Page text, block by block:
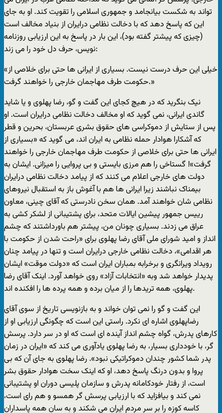
تواند به شکست بيانجامد و جمهوری اسلامی را تقويت کند. او به جای
اين که پاسخ دهد که با دخالت نظامی درايران از بنياد مخالف است
(چيزی که پيشتر گفته بود)، اين بار در پاسخ به اين ارزيابی روزنامه
نويس، حرف دل خود را می زند:
«خيلی اين حرف درست نيست. بسياری از ايرانی ها حتی برای خلاصی از
حکومت طرف مهاجمان خارجی را خواهند گرفت.»
نيک بنگريد که در هيچ کجای اين گفت و گو، رضا پهلوی و يا شايد
گاندی ايرانی، نمی گويد که او مخالف دخالت نظامی درايران است. او
پس از ستايش از دموکراسی های حقوق بشری عربستان، بحرين و قطر
که آشکارا هوادار حمله نظامی به ايران اند، می گويد که «بسياری از
ايرانی ها حتی برای خلاصی از حکومت طرف مهاجمان خارجی را خواهند
گرفت»! گستاخی را هم مرزی بايستی و بی پروايی را ميزانی. ايشان به
دولت های خارجی اعلام می کنند که از پيامد دخالت نظامی درايران
بيمناک نباشند زيرا ايرانی ها هم با آغوش باز به استقبال نيروهای
نظامی شان خواهند آمد. همان سخن نادرستی که آقای چينی، معاون
رييس جمهور پيشين ايالات متحد، برای پشتيبانی از لشکر کشی به
عراق می زدند. بسياری چونان من، پيشتر هم باورداشتند که چشم
انداز و اميد شورای ملی آقای رضا پهلوی برای «راحت شدن از حکومت با
هر اقدامی»، دخالت نظامی خارجی درايران است و تنها در پيامد چنان
رويداد ويرانگری و برخرابه بمباران ايران است که «دولت موقت» ايشان
پديدار خواهد شد وبه «انتخابات آزاد» روی خواهد آورد. اينک آقای رضا
پهلوی، همه تريدها را از ميان برده و همه پرده ها را افکنده اند.
اين گفت و گو را نمی توان خواند و به بازنويسی تاريخ از سوی آقای
رضاپهلوی اشاره ای نکرد. راستی اين است که چگونگی ارزيابی او از
کارهای پدرش، گواه چشم انداز آينده ای است که او در سر دارد. پرسش
گر، با خودداری بسيار، به رضا پهلوی يادآوری می کند که «ايران در زمان
پدر شما کشور چندان دموکراتيکی نبود». رضا پهلوی به جای آن که بی
پروا و بدون درنگ پاسخ دهد، او که اينک سخت هوادار حقوق بشر
است، از رفتار خودکامانه پدرش و سازمان پليسی دوران او پشتيبانی
نمی کند و بيافزايد که با ارزيابی پرسش گر همسو و هم رای است،
کاسه کوزه را بر سر مردم ايران می شکند و به سان همه پاسداران